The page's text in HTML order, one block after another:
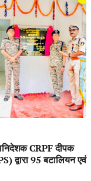
CRPF दीपक
द्वारा 95 बटालियन एवं